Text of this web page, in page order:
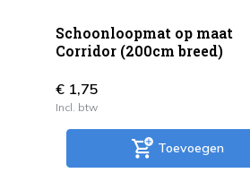
Schoonloopmat op maat
Corridor (200cm breed)
€ 1,75
Incl. btw
Toevoegen